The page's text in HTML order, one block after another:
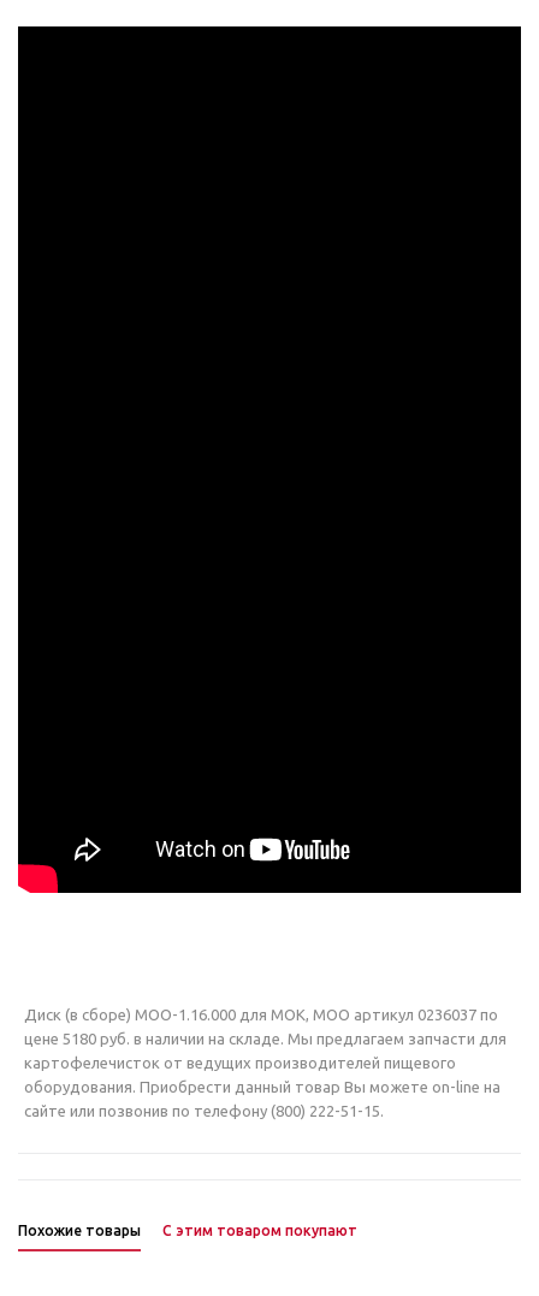
Диск (в сборе) МОО-1.16.000 для МОК, МОО артикул 0236037 по
цене 5180 руб. в наличии на складе. Мы предлагаем запчасти для
картофелечисток от ведущих производителей пищевого
оборудования. Приобрести данный товар Вы можете on-line на
сайте или позвонив по телефону (800) 222-51-15.
Похожие товары С этим товаром покупают